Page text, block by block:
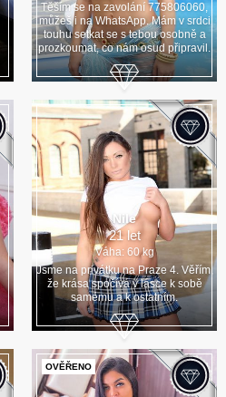
Těším se na zavolání 775806060,
můžeš i na WhatsApp. Mám v srdci
touhu setkat se s tebou osobně a
prozkoumat, co nám osud připravil.
Nile
21 let
Váha: 60 kg
Jsme na privátku na Praze 4. Věřím,
že krása spočívá v lásce k sobě
samému a k ostatním.
OVĚŘENO